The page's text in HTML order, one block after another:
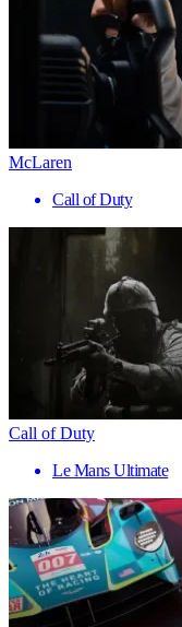
McLaren
Call of Duty
Call of Duty
Le Mans Ultimate